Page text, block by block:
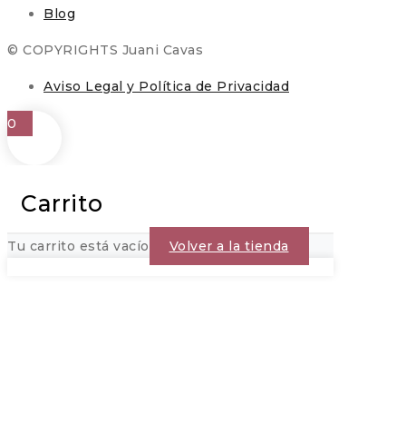
Blog
© COPYRIGHTS Juani Cavas
Aviso Legal y Política de Privacidad
0
Carrito
Tu carrito está vacío Volver a la tienda